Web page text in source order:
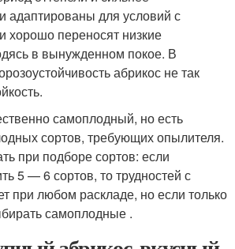
адаптированы для условий с
хорошо переносят низкие
в вынужденном покое. В
абрикос не так
самоплодный, но есть
сортов, требующих опылителя.
при подборе сортов: если
5 — 6 сортов, то трудностей с
при любом раскладе, но если только
самоплодные .